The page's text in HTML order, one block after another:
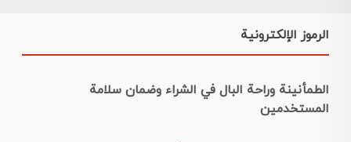
الرموز الإلكترونية
الطمأنينة وراحة البال في الشراء وضمان سلامة
المستخدمين